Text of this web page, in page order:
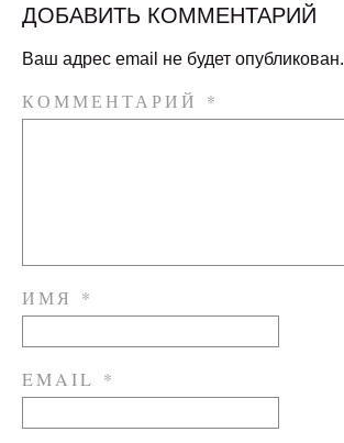
ДОБАВИТЬ КОММЕНТАРИЙ
Ваш адрес email не будет опубликован.
КОММЕНТАРИЙ *
ИМЯ *
EMAIL *